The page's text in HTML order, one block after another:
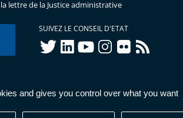
and gives you control over what you want
lettre de la Justice administrative
SUIVEZ LE CONSEIL D'ETAT
twitterlinkedInyoutubeinstagram
flickr rss
- Mentions légales
Données
administratives-Accessibilité :